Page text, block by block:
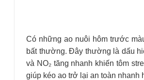
Có những ao nuôi hôm trước
bất thường. Đây thường là dấu
và NO₂ tăng nhanh khiến tôm
giúp kéo ao trở lại an toàn nhanh